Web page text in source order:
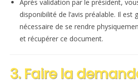
Après validation par le président,
disponibilité de l’avis préalable. Il est
nécessaire de se rendre
et récupérer ce document.
3. Faire la